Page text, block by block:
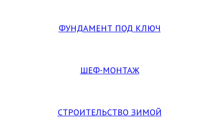
ФУНДАМЕНТ ПОД КЛЮЧ
ШЕФ-МОНТАЖ
СТРОИТЕЛЬСТВО ЗИМОЙ